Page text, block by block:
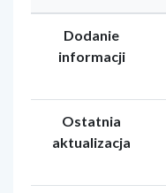
Dodanie
informacji
Ostatnia
aktualizacja